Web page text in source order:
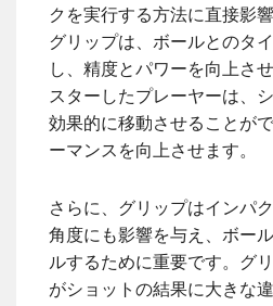
クを実行する方法に直接影
グリップは、ボールとのタ
し、精度とパワーを向上さ
スターしたプレーヤーは、
効果的に移動させることが
ーマンスを向上させます。
さらに、グリップはインパ
角度にも影響を与え、ボー
ルするために重要です。グ
がショットの結果に大きな